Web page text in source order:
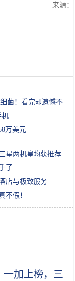
来源：
菌！看完却遗憾不
机
万美元
星两机皇均获推荐
了
店与极致服务
不假！
一加上榜，三